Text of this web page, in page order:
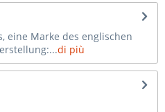
eine Marke des englischen
di più